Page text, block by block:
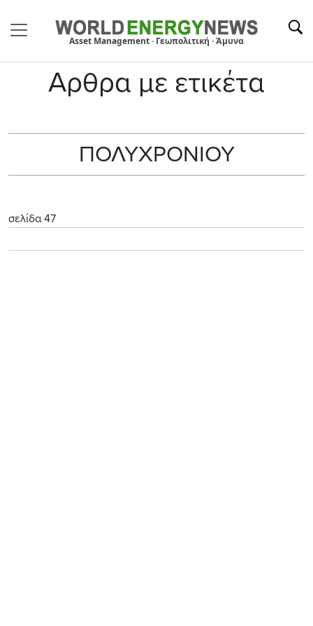
Asset Management · Γεωπολιτική · Άμυνα
Αρθρα με ετικέτα
ΠΟΛΥΧΡΟΝΙΟΥ
σελίδα 47